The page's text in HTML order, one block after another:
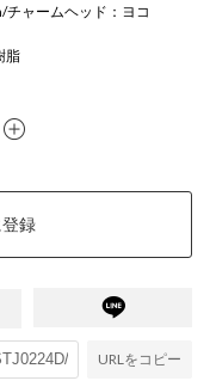
チャームヘッド：ヨコ
脂
録
URLをコピー